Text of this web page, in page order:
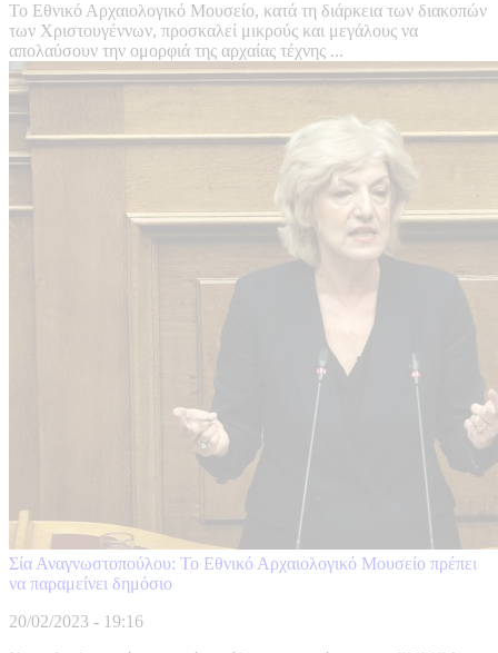
Το Εθνικό Αρχαιολογικό Μουσείο, κατά τη διάρκεια των διακοπών
των Χριστουγέννων, προσκαλεί μικρούς και μεγάλους να
απολαύσουν την ομορφιά της αρχαίας τέχνης ...
Σία Αναγνωστοπούλου: Το Εθνικό Αρχαιολογικό Μουσείο πρέπει
να παραμείνει δημόσιο
20/02/2023 - 19:16